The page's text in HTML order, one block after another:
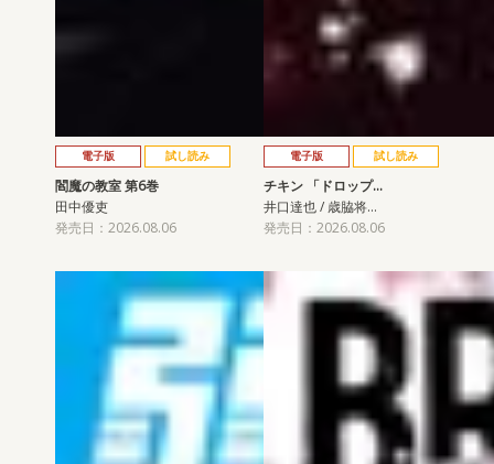
電子版 試し読み
閻魔の教室 第6巻
田中優吏
発売日：2026.08.06
電子版 試し読み
チキン 「ドロップ…
井口達也 / 歳脇将…
発売日：2026.08.06